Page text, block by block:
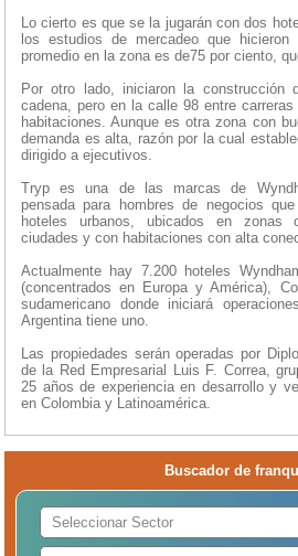
Lo cierto es que se la jugarán con dos
los estudios de mercadeo que
promedio en la zona es de75 por ciento,
Por otro lado, iniciaron la
cadena, pero en la calle 98 entre
habitaciones. Aunque es otra zona con
demanda es alta, razón por la cual
dirigido a ejecutivos.
Tryp es una de las marcas de
pensada para hombres de negocios
hoteles urbanos, ubicados en zonas
ciudades y con habitaciones con alta
Actualmente hay 7.200 hoteles
(concentrados en Europa y América),
sudamericano donde iniciará
Argentina tiene uno.
Las propiedades serán operadas por
de la Red Empresarial Luis F. Correa,
25 años de experiencia en desarrollo y
en Colombia y Latinoamérica.
Buscador de